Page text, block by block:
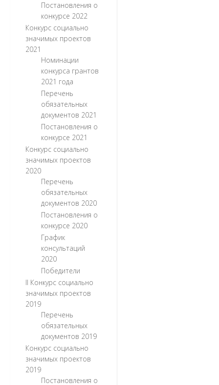
Постановления о
конкурсе 2022
Конкурс социально
значимых проектов
2021
Номинации
конкурса грантов
2021 года
Перечень
обязательных
документов 2021
Постановления о
конкурсе 2021
Конкурс социально
значимых проектов
2020
Перечень
обязательных
документов 2020
Постановления о
конкурсе 2020
График
консультаций
2020
Победители
II Конкурс социально
значимых проектов
2019
Перечень
обязательных
документов 2019
Конкурс социально
значимых проектов
2019
Постановления о